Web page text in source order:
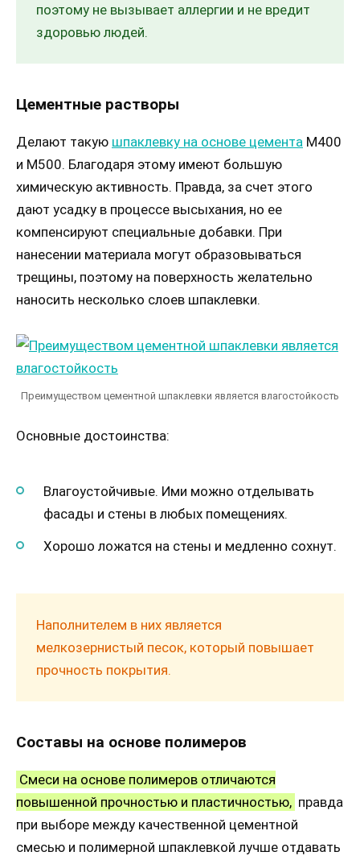
поэтому не вызывает аллергии и не вредит
здоровью людей.
Цементные растворы
Делают такую шпаклевку на основе цемента М400
и М500. Благодаря этому имеют большую
химическую активность. Правда, за счет этого
дают усадку в процессе высыхания, но ее
компенсируют специальные добавки. При
нанесении материала могут образовываться
трещины, поэтому на поверхность желательно
наносить несколько слоев шпаклевки.
Преимуществом цементной шпаклевки является влагостойкость
Основные достоинства:
Влагоустойчивые. Ими можно отделывать
фасады и стены в любых помещениях.
Хорошо ложатся на стены и медленно сохнут.
Наполнителем в них является
мелкозернистый песок, который повышает
прочность покрытия.
Составы на основе полимеров
Смеси на основе полимеров отличаются
повышенной прочностью и пластичностью, правда
при выборе между качественной цементной
смесью и полимерной шпаклевкой лучше отдавать